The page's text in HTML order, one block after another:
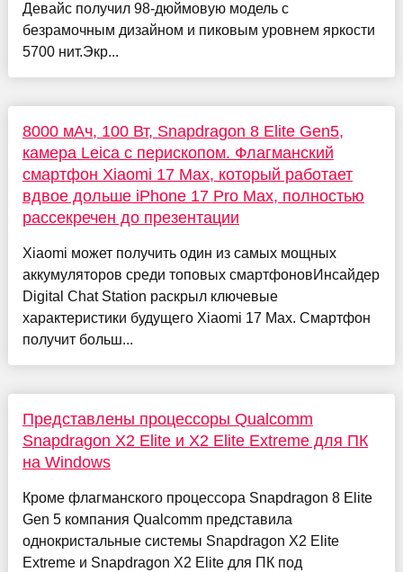
Девайс получил 98-дюймовую модель с
безрамочным дизайном и пиковым уровнем яркости
5700 нит.Экр...
8000 мАч, 100 Вт, Snapdragon 8 Elite Gen5,
камера Leica с перископом. Флагманский
смартфон Xiaomi 17 Max, который работает
вдвое дольше iPhone 17 Pro Max, полностью
рассекречен до презентации
Xiaomi может получить один из самых мощных
аккумуляторов среди топовых смартфоновИнсайдер
Digital Chat Station раскрыл ключевые
характеристики будущего Xiaomi 17 Max. Смартфон
получит больш...
Представлены процессоры Qualcomm
Snapdragon X2 Elite и X2 Elite Extreme для ПК
на Windows
Кроме флагманского процессора Snapdragon 8 Elite
Gen 5 компания Qualcomm представила
однокристальные системы Snapdragon X2 Elite
Extreme и Snapdragon X2 Elite для ПК под